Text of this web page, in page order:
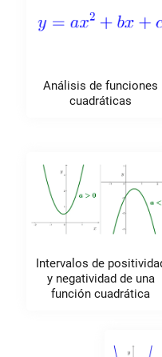
Análisis de funciones
cuadráticas
Intervalos de
y negatividad de una
función cuadrática